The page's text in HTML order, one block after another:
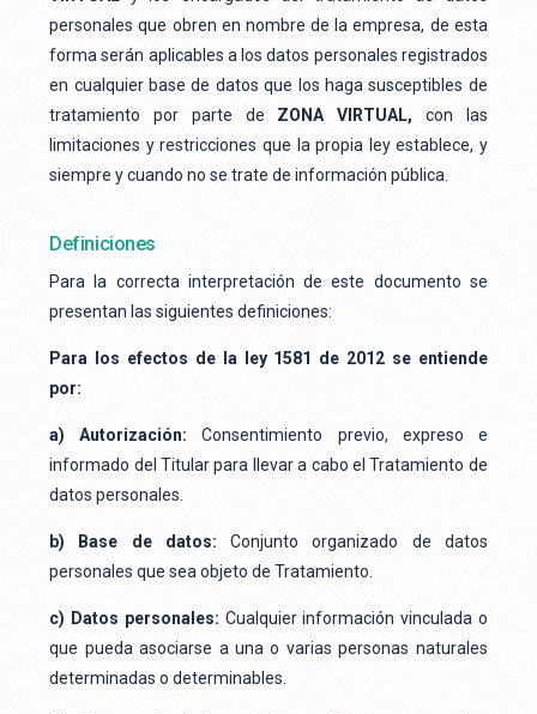
personales que obren en nombre de la empresa, de esta
forma serán aplicables a los datos personales registrados
en cualquier base de datos que los haga susceptibles de
tratamiento por parte de ZONA VIRTUAL, con las
limitaciones y restricciones que la propia ley establece, y
siempre y cuando no se trate de información pública.
Definiciones
Para la correcta interpretación de este documento se
presentan las siguientes definiciones:
Para los efectos de la ley 1581 de 2012 se entiende
por:
a) Autorización: Consentimiento previo, expreso e
informado del Titular para llevar a cabo el Tratamiento de
datos personales.
b) Base de datos: Conjunto organizado de datos
personales que sea objeto de Tratamiento.
c) Datos personales: Cualquier información vinculada o
que pueda asociarse a una o varias personas naturales
determinadas o determinables.